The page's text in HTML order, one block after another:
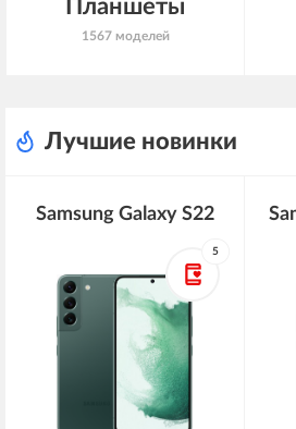
Планшеты
1567 моделей
Лучшие новинки
Samsung Galaxy S22
5